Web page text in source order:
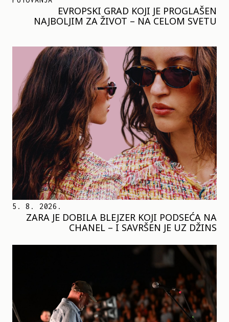
EVROPSKI GRAD KOJI JE PROGLAŠEN
NAJBOLJIM ZA ŽIVOT – NA CELOM SVETU
5. 8. 2026.
ZARA JE DOBILA BLEJZER KOJI PODSEĆA NA
CHANEL – I SAVRŠEN JE UZ DŽINS